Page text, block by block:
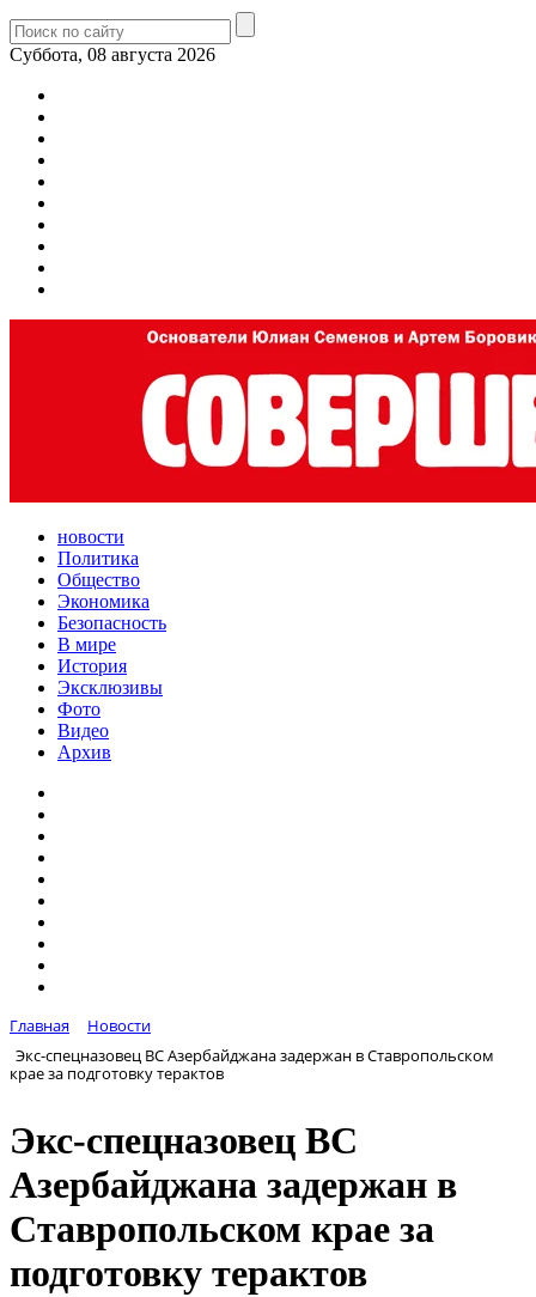
Суббота, 08 августа 2026
новости
Политика
Общество
Экономика
Безопасность
В мире
История
Эксклюзивы
Фото
Видео
Архив
Главная
Новости
Экс-спецназовец ВС Азербайджана задержан в Ставропольском
крае за подготовку терактов
Экс-спецназовец ВС
Азербайджана задержан в
Ставропольском крае за
подготовку терактов